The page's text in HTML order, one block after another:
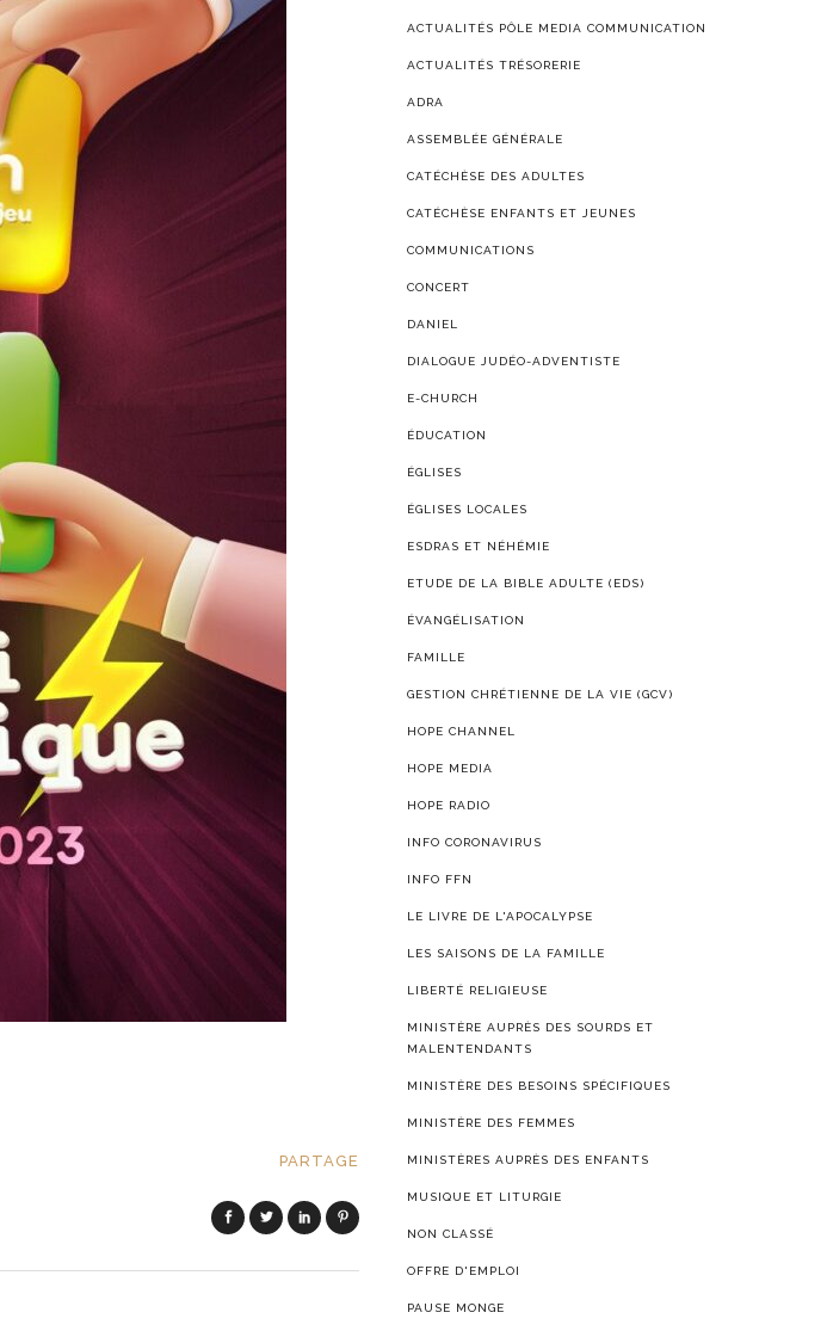
PARTAGE
ACTUALITÉS PÔLE MEDIA COMMUNICATION
ACTUALITÉS TRÉSORERIE
ADRA
ASSEMBLÉE GÉNÉRALE
CATÉCHÈSE DES ADULTES
CATÉCHÈSE ENFANTS ET JEUNES
COMMUNICATIONS
CONCERT
DANIEL
DIALOGUE JUDÉO-ADVENTISTE
E-CHURCH
ÉDUCATION
ÉGLISES
ÉGLISES LOCALES
ESDRAS ET NÉHÉMIE
ETUDE DE LA BIBLE ADULTE (EDS)
ÉVANGÉLISATION
FAMILLE
GESTION CHRÉTIENNE DE LA VIE (GCV)
HOPE CHANNEL
HOPE MEDIA
HOPE RADIO
INFO CORONAVIRUS
INFO FFN
LE LIVRE DE L'APOCALYPSE
LES SAISONS DE LA FAMILLE
LIBERTÉ RELIGIEUSE
MINISTÈRE AUPRÈS DES SOURDS ET
MALENTENDANTS
MINISTÈRE DES BESOINS SPÉCIFIQUES
MINISTÈRE DES FEMMES
MINISTÈRES AUPRÈS DES ENFANTS
MUSIQUE ET LITURGIE
NON CLASSÉ
OFFRE D'EMPLOI
PAUSE MONGE